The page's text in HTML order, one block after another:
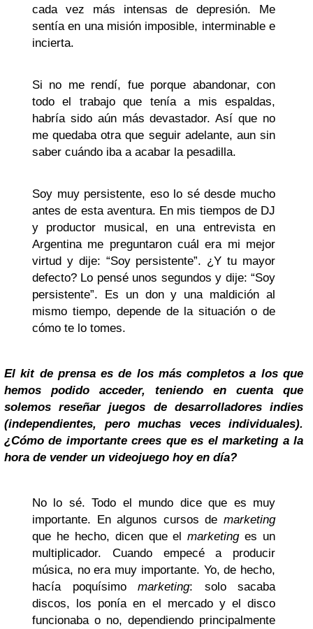
cada vez más intensas de depresión. Me
sentía en una misión imposible, interminable e
incierta.
Si no me rendí, fue porque abandonar, con
todo el trabajo que tenía a mis espaldas,
habría sido aún más devastador. Así que no
me quedaba otra que seguir adelante, aun sin
saber cuándo iba a acabar la pesadilla.
Soy muy persistente, eso lo sé desde mucho
antes de esta aventura. En mis tiempos de DJ
y productor musical, en una entrevista en
Argentina me preguntaron cuál era mi mejor
virtud y dije: “Soy persistente”. ¿Y tu mayor
defecto? Lo pensé unos segundos y dije: “Soy
persistente”. Es un don y una maldición al
mismo tiempo, depende de la situación o de
cómo te lo tomes.
El kit de prensa es de los más completos a los que
hemos podido acceder, teniendo en cuenta que
solemos reseñar juegos de desarrolladores indies
(independientes, pero muchas veces individuales).
¿Cómo de importante crees que es el marketing a la
hora de vender un videojuego hoy en día?
No lo sé. Todo el mundo dice que es muy
importante. En algunos cursos de marketing
que he hecho, dicen que elmarketinges un
multiplicador. Cuando empecé a producir
música, no era muy importante. Yo, de hecho,
hacía poquísimo marketing: solo sacaba
discos, los ponía en el mercado y el disco
funcionaba o no, dependiendo principalmente